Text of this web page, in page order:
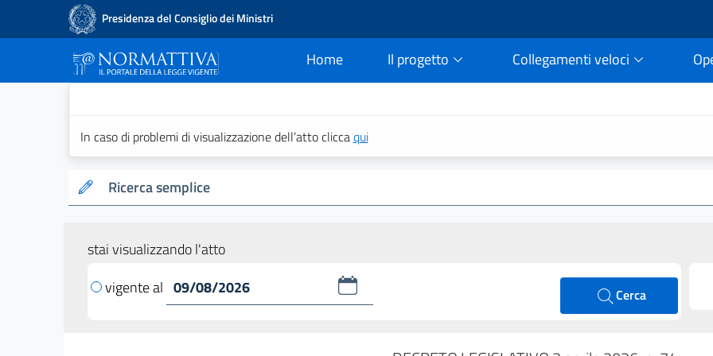
Presidenza del Consiglio dei Ministri
Home
current Il progetto Collegamenti veloci
In caso di problemi di visualizzazione dell’atto cliccaqui
Ricerca semplice
stai visualizzando l'atto
vigente al
Cerca